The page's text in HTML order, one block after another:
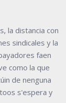
la distancia con
sindicales y la
faen
como la que
de nenguna
s'espera y